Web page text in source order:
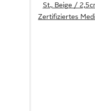
St., Beige /
Zertifiziertes